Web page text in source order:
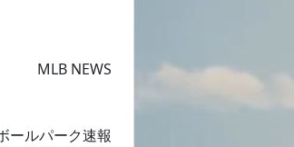
MLB NEWS
ールパーク速報